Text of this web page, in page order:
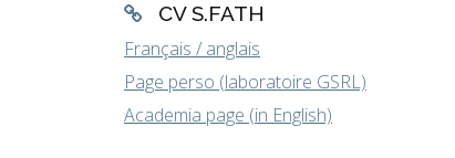
CV S.FATH
Français / anglais
Page perso (laboratoire GSRL)
Academia page (in English)